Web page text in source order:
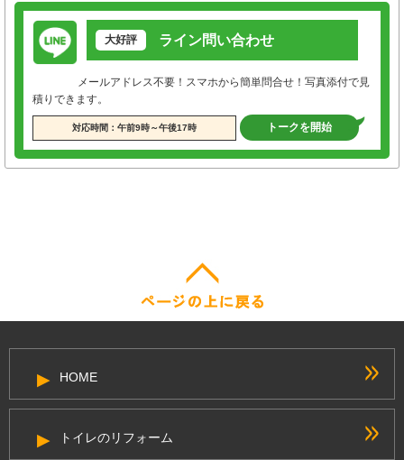
大好評 ライン問い合わせ
メールアドレス不要！スマホから簡単問合せ！写真添付で見
積りできます。
対応時間：午前9時～午後17時 トークを開始
HOME
トイレのリフォーム